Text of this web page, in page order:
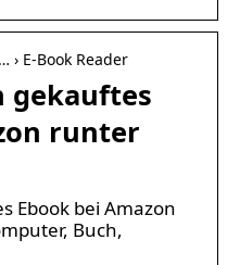
E-Book Reader
gekauftes
runter
Ebook bei Amazon
Buch,